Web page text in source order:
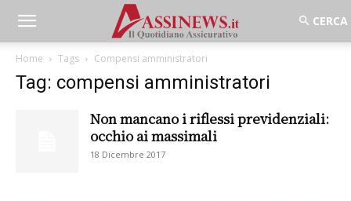
Home Tags Compensi amministratori
Tag: compensi amministratori
Non mancano i riflessi previdenziali:
occhio ai massimali
18 Dicembre 2017